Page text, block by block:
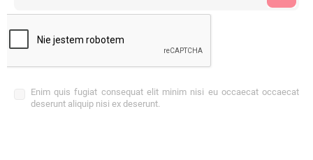
Enim quis fugiat consequat elit minim nisi eu occaecat occaecat
deserunt aliquip nisi ex deserunt.